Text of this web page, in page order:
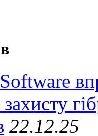
22.12.25